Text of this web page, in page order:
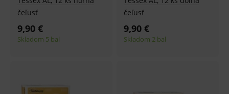
čeľusť
9,90 €
Skladom 5 bal
čeľusť
9,90 €
Skladom 2 bal